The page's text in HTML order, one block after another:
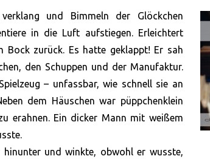
und Bimmeln der Glöckchen
in die Luft aufstiegen. Erleichtert
Bock zurück. Es hatte geklappt! Er sah
den Schuppen und der Manufaktur.
– unfassbar, wie schnell sie an
dem Häuschen war püppchenklein
erahnen. Ein dicker Mann mit weißem
hinunter und winkte, obwohl er wusste,